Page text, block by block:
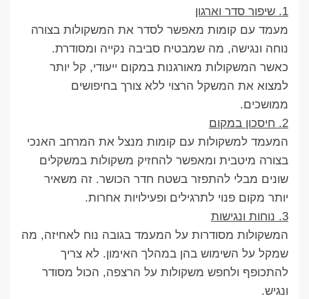
1. שיפור סדר וארגון
מעמד עם קומות מאפשר לסדר את המשקולות בצורה
נוחה ונגישה, מה שמבטיח סביבה נקייה ומסודרת.
כאשר המשקולות מאורגנות במקום ייעודי, קל יותר
למצוא את המשקל הרצוי ללא צורך בחיפושים
ממושכים.
2. חיסכון במקום
המעמד למשקולות עם קומות מנצל את המרחב האנכי
בצורה מיטבית ומאפשר להחזיק משקולות במשקלים
שונים מבלי להתפזר בשטח חדר הכושר. זה משאיר
יותר מקום פנוי לתרגילים ופעילויות אחרות.
3. נוחות ונגישות
המשקולות מסודרות על המעמד בגובה נוח לאחיזה, מה
שמקל על השימוש בהן במהלך האימון. לא צריך
להתכופף ולחפש משקולות על הרצפה, הכול מסודר
ונגיש.